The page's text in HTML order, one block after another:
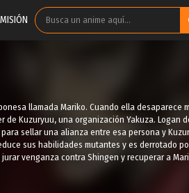
llamada Mariko. Cuando ella desaparece
Kuzuryuu, una organización Yakuza. Logan
sellar una alianza entre esa persona y
sus habilidades mutantes y es derrotado
venganza contra Shingen y recuperar a